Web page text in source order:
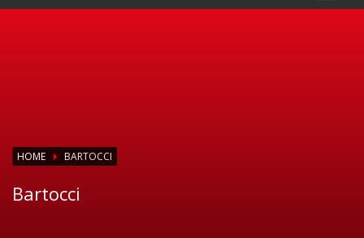
HOME BARTOCCI
Bartocci